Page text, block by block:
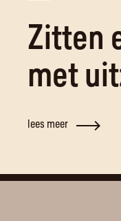
Zitten
met
lees meer